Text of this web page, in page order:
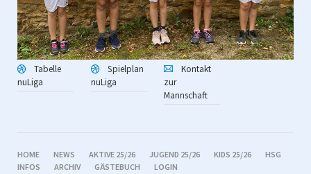
Tabelle
nuLiga
Spielplan
nuLiga
Kontakt
zur
Mannschaft
NAVIGATION
ÜBERSPRINGEN
HOME NEWS AKTIVE 25/26 JUGEND 25/26 KIDS 25/26
HSG
INFOS
ARCHIV GÄSTEBUCH LOGIN